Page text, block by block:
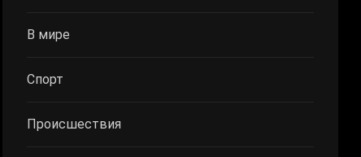
В мире
Спорт
Происшествия